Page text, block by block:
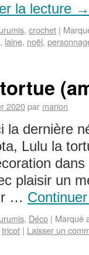
la lecture →
, crochet |
, laine, noël,
2020par marion
la dernière
Lulu la
plaisir un
…
, Déco | Marqué
tricot | Laisser un